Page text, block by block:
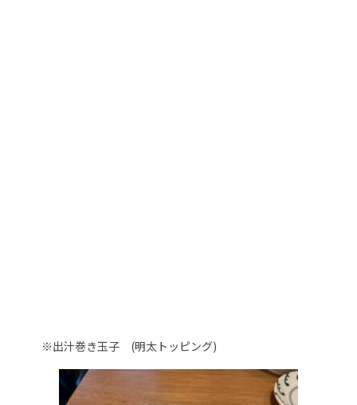
※出汁巻き玉子 (明太トッピング)